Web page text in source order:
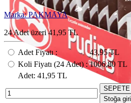
Marka: PAKMAYA
24 Adet üzeri 41,95 TL
Adet Fiyatı :
43,95 TL
Koli Fiyatı (24 Adet) : 1006,80 TL
Adet: 41,95 TL
Stoğa